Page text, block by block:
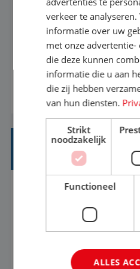
Een vakantie plannen is
het nu voor jezelf is, of
het super om een mooie
regelen. Door jouw
vakantiegangers de
werken: of het nu gaat
BEKIJK VACATURE
REISADVISEUR
Hoorn, Noord-Holland,
MBO
Met jouw ervaring in de
achtergrond in toerisme
verkeer te
informatie over uw
met onze advertentie-
die deze kunnen
informatie die u aan
die zij hebben
van hun diensten.
Strikt
noodzakelijk
Functioneel
ALLES